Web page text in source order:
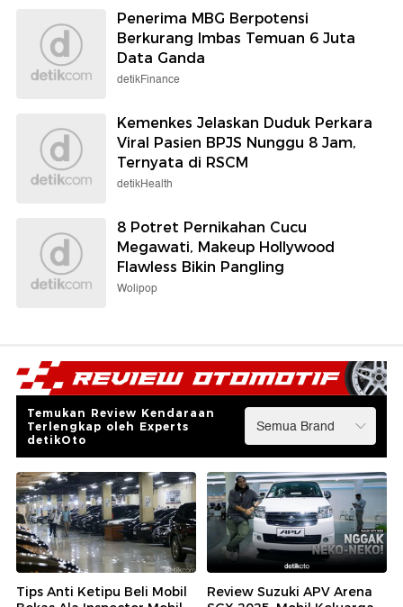
Penerima MBG Berpotensi
Berkurang Imbas Temuan 6 Juta
Data Ganda
detikFinance
Kemenkes Jelaskan Duduk Perkara
Viral Pasien BPJS Nunggu 8 Jam,
Ternyata di RSCM
detikHealth
8 Potret Pernikahan Cucu
Megawati, Makeup Hollywood
Flawless Bikin Pangling
Wolipop
Temukan Review Kendaraan
Terlengkap oleh Experts
detikOto
Tips Anti Ketipu Beli Mobil
Review Suzuki APV Arena